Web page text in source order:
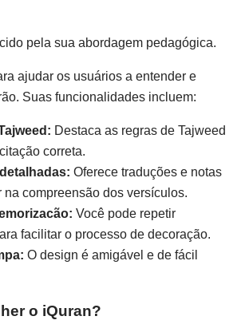
pela sua abordagem pedagógica.
ajudar os usuários a entender e
Suas funcionalidades incluem:
Destaca as regras de Tajweed
correta.
Oferece traduções e notas
na compreensão dos versículos.
Você pode repetir
facilitar o processo de decoração.
O design é amigável e de fácil
o iQuran?